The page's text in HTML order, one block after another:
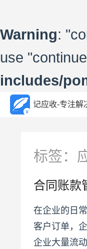
Warning:
use
includes/
记应收-专注解
标签：
合同账款
在企业的日
客户订单，
企业大量流